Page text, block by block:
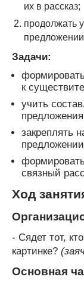
их в рассказ;
продолжать
Задачи:
к
учить
закреплять
связный
Ход
- Сядет тот,
картинке?
Основная